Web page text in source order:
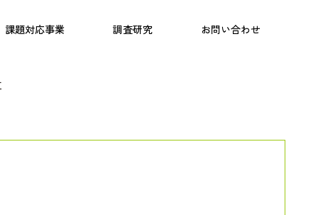
課題対応事業 調査研究 お問い合わせ
プログラム こども研究所